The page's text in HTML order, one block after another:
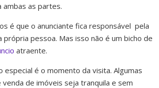
ambas as partes.
é que o anunciante fica responsável pela
pessoa. Mas isso não é um bicho de
atraente.
é o momento da visita. Algumas
de imóveis seja tranquila e sem